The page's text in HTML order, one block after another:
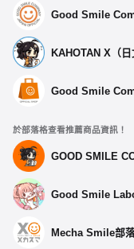
Good Smile
KAHOTAN X（日
Good Smile
於部落格查看推薦商品資訊！
GOOD SMILE
Good Smile
Mecha Smile部落